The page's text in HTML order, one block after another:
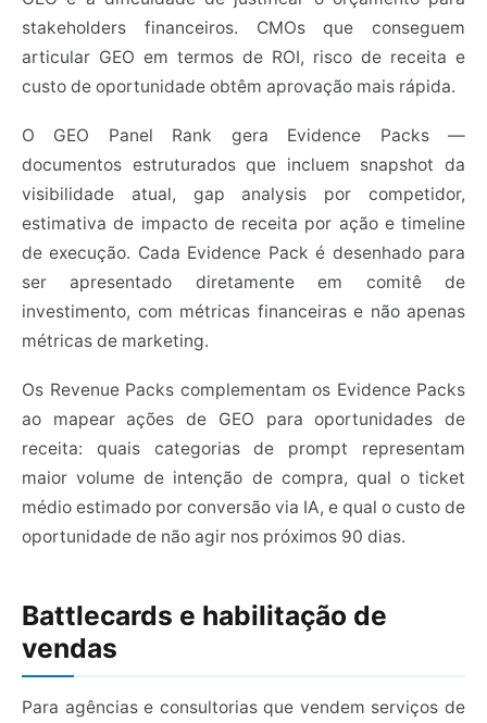
stakeholders financeiros. CMOs que conseguem
articular GEO em termos de ROI, risco de receita e
custo de oportunidade obtêm aprovação mais rápida.
O GEO Panel Rank gera Evidence Packs —
documentos estruturados que incluem snapshot da
visibilidade atual, gap analysis por competidor,
estimativa de impacto de receita por ação e timeline
de execução. Cada Evidence Pack é desenhado para
ser apresentado diretamente em comitê de
investimento, com métricas financeiras e não apenas
métricas de marketing.
Os Revenue Packs complementam os Evidence Packs
ao mapear ações de GEO para oportunidades de
receita: quais categorias de prompt representam
maior volume de intenção de compra, qual o ticket
médio estimado por conversão via IA, e qual o custo de
oportunidade de não agir nos próximos 90 dias.
Battlecards e habilitação de
vendas
Para agências e consultorias que vendem serviços de